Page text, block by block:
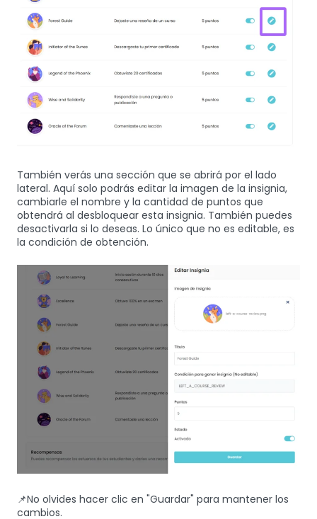
También verás una sección que se abrirá por el lado
lateral. Aquí solo podrás editar la imagen de la insignia,
cambiarle el nombre y la cantidad de puntos que
obtendrá al desbloquear esta insignia. También puedes
desactivarla si lo deseas. Lo único que no es editable, es
la condición de obtención.
📌No olvides hacer clic en "Guardar" para mantener los
cambios.